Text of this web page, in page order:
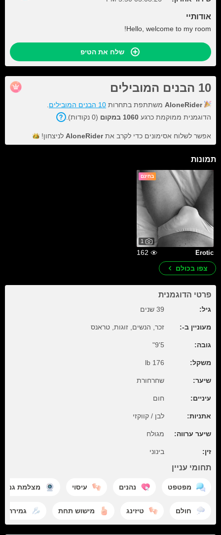
אודותיי
Hello, welcome to my room!
שלח את הטיפ
10 הבנים המובילים
AloneRider משתתפת בתחרות 10 הבנים המובילים
הדוגמנית ממוקמת כרגע 1060 במקום (0 נקודות).
אפשר לשלוח אסימונים כדי לקרב את AloneRider לניצחון!
תמונות
בחינם
1
Erotic
162
צפו בכולם
פרטי הדוגמנית
גיל: 39 שנים
מעוניין ב-: זכר, הנשים, זוגות, טראנס
גובה: 5'9"
משקל: 176 lb
שיער: שחרחורת
עיניים: חום
אתניות: לבן / קווקזי
שיער ערווה: מגולח
זין: בינוני
תחומי עניין
מפטפט נהנים עיסוי מצלמת
חולם טיזינג מישוש תחת גמירה